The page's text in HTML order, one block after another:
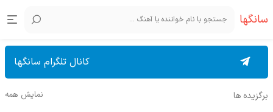
سانگها
کانال تلگرام سانگها
برگزیده ها نمایش همه